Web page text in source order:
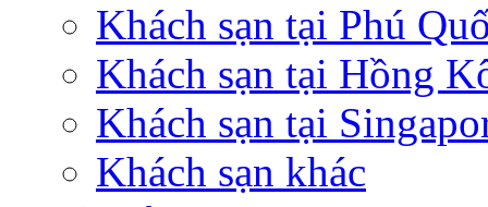
Khách sạn tại Phú
Khách sạn tại Hồng
Khách sạn tại
Khách sạn khác